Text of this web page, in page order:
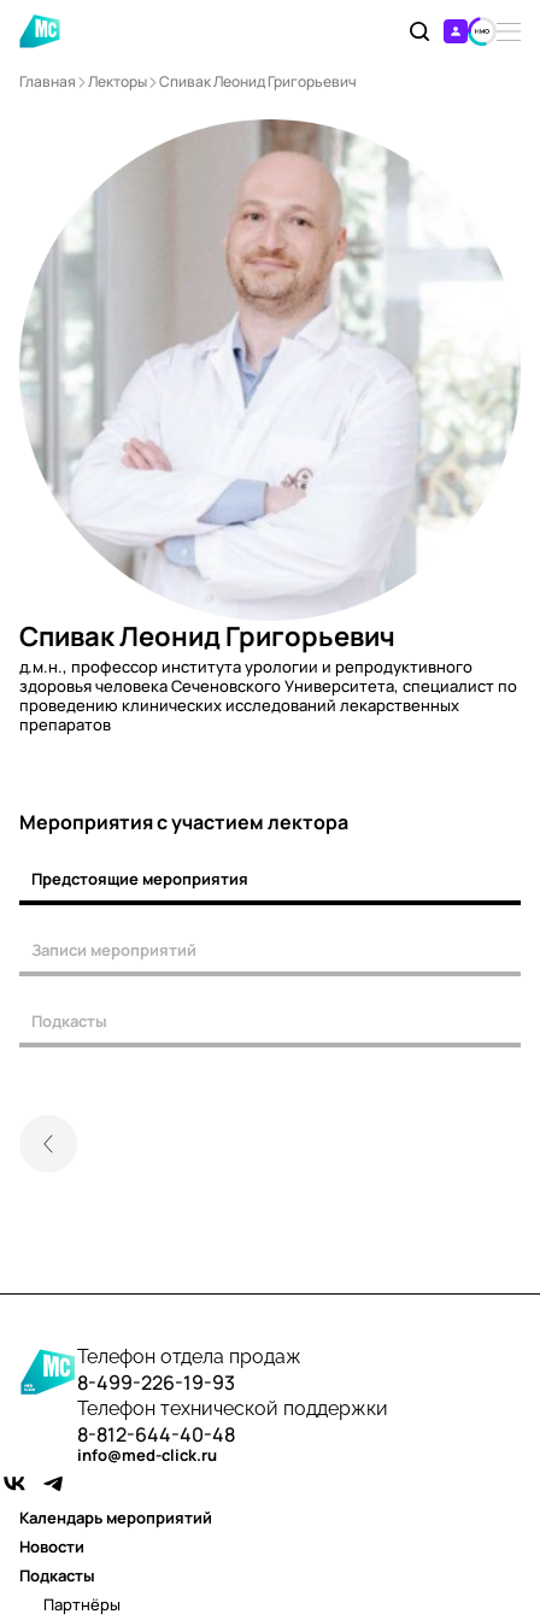
Главная Лекторы Спивак Леонид Григорьевич
Спивак Леонид Григорьевич
д.м.н., профессор института урологии и репродуктивного
здоровья человека Сеченовского Университета, специалист по
проведению клинических исследований лекарственных
препаратов
Мероприятия c участием лектора
Предстоящие мероприятия
Записи мероприятий
Подкасты
Телефон отдела продаж
8-499-226-19-93
Телефон технической поддержки
8-812-644-40-48
info@med-click.ru
Календарь мероприятий
Новости
Подкасты
Партнёры